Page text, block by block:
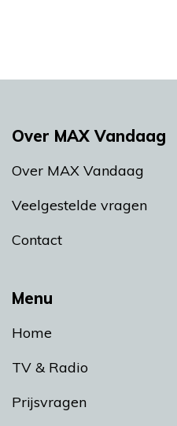
Menu
Home
TV & Radio
Prijsvragen
Over MAX Vandaag
Over MAX Vandaag
Veelgestelde vragen
Contact